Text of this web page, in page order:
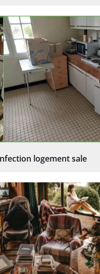
logement sale